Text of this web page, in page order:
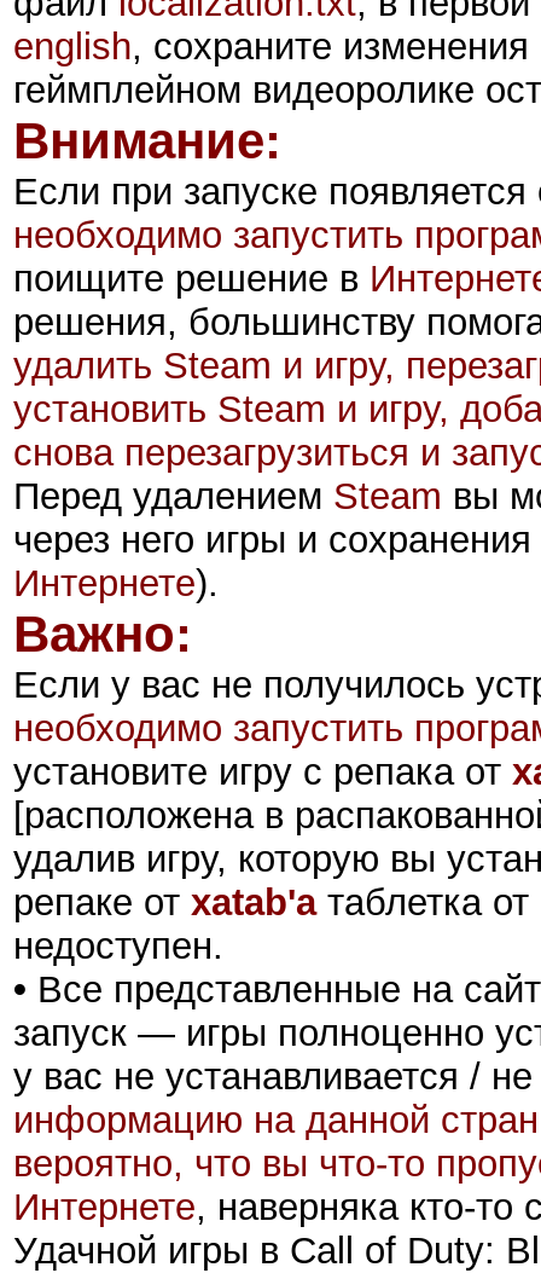
english, сохраните
геймплейном видеоролике
Внимание:
Если при запуске
необходимо запустить
поищите решение в
решения, большинству
удалить Steam и игру,
установить Steam и игру,
снова перезагрузиться и
Перед удалением Steam вы
через него игры и
Интернете).
Важно:
Если у вас не получилось
необходимо запустить
установите игру с репака от
[расположена в
удалив игру, которую вы
репаке от xatab'атаблетка от
недоступен.
• Все представленные на
запуск — игры полноценно
у вас не устанавливается /
информацию на данной
вероятно, что вы что-то
Интернете, наверняка кто-
Удачной игры в Call of Duty: